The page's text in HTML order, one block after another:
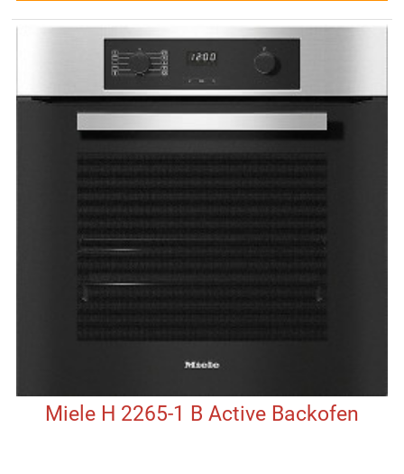
Miele H 2265-1 B Active Backofen